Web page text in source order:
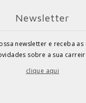
Newsletter
newsletter e receba as
sobre a sua
clique aqui